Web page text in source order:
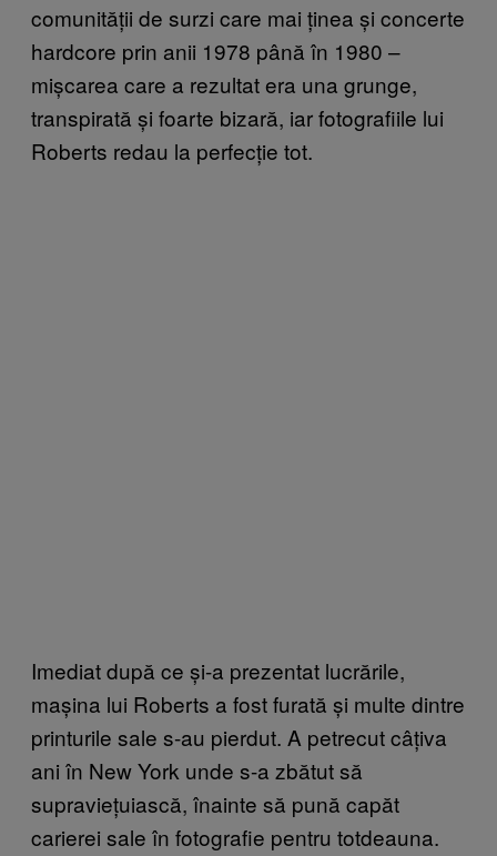
comunității de surzi care mai ținea și concerte
hardcore prin anii 1978 până în 1980 –
mișcarea care a rezultat era una grunge,
transpirată și foarte bizară, iar fotografiile lui
Roberts redau la perfecție tot.
Imediat după ce și-a prezentat lucrările,
mașina lui Roberts a fost furată și multe dintre
printurile sale s-au pierdut. A petrecut câțiva
ani în New York unde s-a zbătut să
supraviețuiască, înainte să pună capăt
carierei sale în fotografie pentru totdeauna.